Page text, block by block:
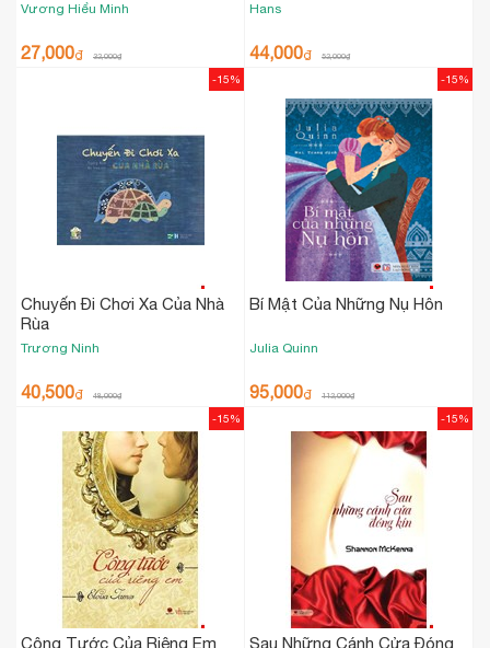
Vương Hiểu Minh
27,000₫ 32,000₫
Hans
44,000₫ 52,000₫
Chuyến Đi Chơi Xa Của Nhà
Rùa
Trương Ninh
40,500₫ 48,000₫
-15%
Bí Mật Của Những Nụ Hôn
Julia Quinn
95,000₫ 112,000₫
-15%
Công Tước Của Riêng Em
-15%
Sau Những Cánh Cửa Đóng
-15%